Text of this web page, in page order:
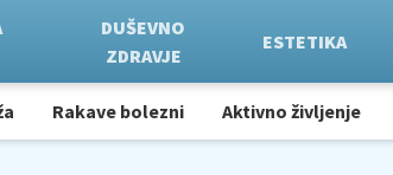
DUŠEVNO
ZDRAVJE
ESTETIKA
Rakave bolezni Aktivno življenje